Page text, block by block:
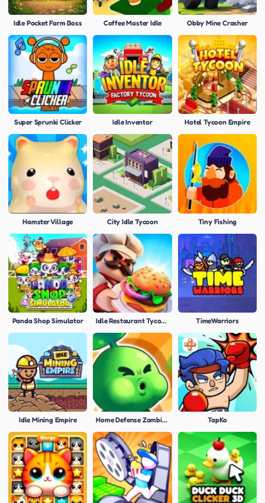
Idle Pocket Farm Boss Coffee Master Idle Obby Mine Crasher
Super Sprunki Clicker Idle Inventor Hotel Tycoon Empire
Hamster Village City Idle Tycoon Tiny Fishing
Panda Shop Simulator Idle Restaurant Tycoon TimeWarriors
Idle Mining Empire Home Defense Zombie Siege TapKo